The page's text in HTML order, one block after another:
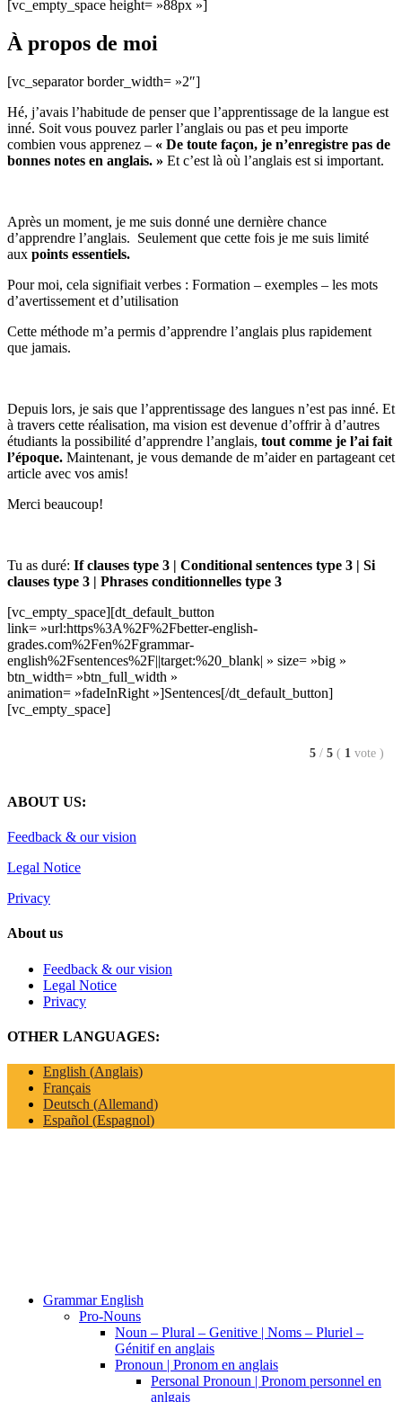
[vc_empty_space height= »88px »]
À propos de moi
[vc_separator border_width= »2″]
Hé, j’avais l’habitude de penser que l’apprentissage de la langue est
inné. Soit vous pouvez parler l’anglais ou pas et peu importe
combien vous apprenez – « De toute façon, je n’enregistre pas de
bonnes notes en anglais. » Et c’est là où l’anglais est si important.
Après un moment, je me suis donné une dernière chance
d’apprendre l’anglais. Seulement que cette fois je me suis limité
aux points essentiels.
Pour moi, cela signifiait verbes : Formation – exemples – les mots
d’avertissement et d’utilisation
Cette méthode m’a permis d’apprendre l’anglais plus rapidement
que jamais.
Depuis lors, je sais que l’apprentissage des langues n’est pas inné. Et
à travers cette réalisation, ma vision est devenue d’offrir à d’autres
étudiants la possibilité d’apprendre l’anglais, tout comme je l’ai fait
l’époque. Maintenant, je vous demande de m’aider en partageant cet
article avec vos amis!
Merci beaucoup!
Tu as duré: If clauses type 3 | Conditional sentences type 3 | Si
clauses type 3 | Phrases conditionnelles type 3
[vc_empty_space][dt_default_button
link= »url:https%3A%2F%2Fbetter-english-
grades.com%2Fen%2Fgrammar-
english%2Fsentences%2F||target:%20_blank| » size= »big »
btn_width= »btn_full_width »
animation= »fadeInRight »]Sentences[/dt_default_button]
[vc_empty_space]
5 / 5 ( 1 vote )
ABOUT US:
Feedback & our vision
Legal Notice
Privacy
About us
Feedback & our vision
Legal Notice
Privacy
OTHER LANGUAGES:
English (Anglais)
Français
Deutsch (Allemand)
Español (Espagnol)
Grammar English
Pro-Nouns
Noun – Plural – Genitive | Noms – Pluriel –
Génitif en anglais
Pronoun | Pronom en anglais
Personal Pronoun | Pronom personnel en
anlgais